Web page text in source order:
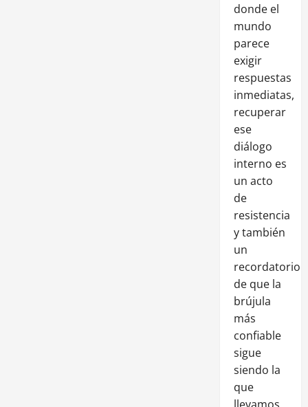
donde el
mundo
parece
exigir
respuestas
inmediatas,
recuperar
ese
diálogo
interno es
un acto
de
resistencia
y también
un
recordatorio
de que la
brújula
más
confiable
sigue
siendo la
que